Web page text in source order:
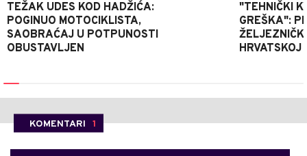
TEŽAK UDES KOD HADŽIĆA:
POGINUO MOTOCIKLISTA,
SAOBRAĆAJ U POTPUNOSTI
OBUSTAVLJEN
"TEHNIČKI
GREŠKA":
HRVATSKOJ
KOMENTARI 1